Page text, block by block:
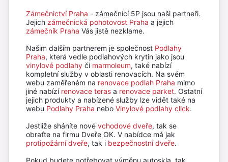
Zámečnictví Praha - zámečnící 5P jsou naši partneři.
Jejich zámečnická pohotovost Praha a jejich
zámečník Praha Vás jistě nezklame.
Našim dalším partnerem je společnost Podlahy
Praha, která vedle podlahových krytin jako jsou
vinylové podlahy či marmoleum, také nabízí
kompletní služby v oblasti renovacích. Na svém
webu zaměřeném na renovace podlah Praha mimo
jiné nabízí renovace teras a renovace parket. Ostatní
jejich produkty a nabízené služby lze vidět také na
webu Podlahy Praha nebo Vinylové podlahy click.
Jestliže sháníte nové vchodové dveře, tak se
obraťte na firmu Dveře OK. V nabídce má jak
protipožární dveře, tak i bezpečnostní dveře.
Pokud budete potřebovat výměnu autoskla, tak